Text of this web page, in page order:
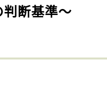
断基準〜